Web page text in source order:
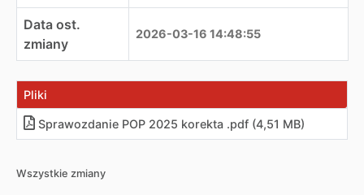
Data ost.
zmiany
2026-03-16 14:48:55
Pliki
Sprawozdanie POP 2025 korekta .pdf (4,51 MB)
Wszystkie zmiany